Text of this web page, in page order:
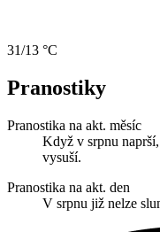
31/13 °C
Pranostiky
Pranostika na akt. měsíc
Když v srpnu
vysuší.
Pranostika na akt. den
V srpnu již nelze